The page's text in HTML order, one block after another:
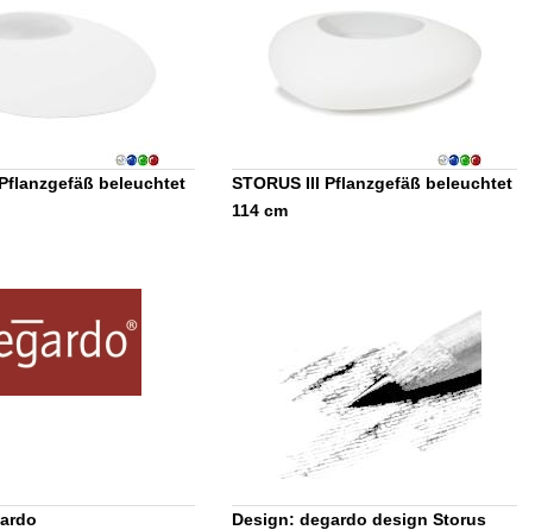
beleuchtet
STORUS III Pflanzgefäß beleuchtet
114 cm
Design: degardo design Storus